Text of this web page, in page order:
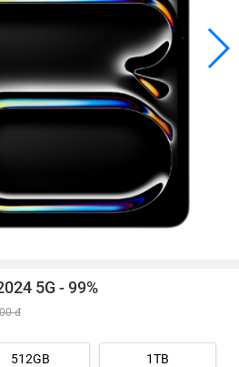
5G - 99%
đ
512GB
1TB